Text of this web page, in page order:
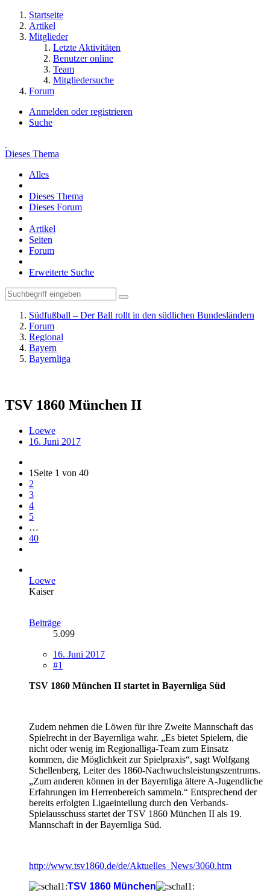
Startseite
Artikel
Mitglieder
Letzte Aktivitäten
Benutzer online
Team
Mitgliedersuche
Forum
Anmelden oder registrieren
Suche
Dieses Thema
Alles
Dieses Thema
Dieses Forum
Artikel
Seiten
Forum
Erweiterte Suche
Südfußball – Der Ball rollt in den südlichen Bundesländern
Forum
Regional
Bayern
Bayernliga
TSV 1860 München II
Loewe
16. Juni 2017
1 Seite 1 von 40
2
3
4
5
…
40
Loewe
Kaiser
Beiträge
5.099
16. Juni 2017
#1
TSV 1860 München II startet in Bayernliga Süd
Zudem nehmen die Löwen für ihre Zweite Mannschaft das
Spielrecht in der Bayernliga wahr. „Es bietet Spielern, die
nicht oder wenig im Regionalliga-Team zum Einsatz
kommen, die Möglichkeit zur Spielpraxis“, sagt Wolfgang
Schellenberg, Leiter des 1860-Nachwuchsleistungszentrums.
„Zum anderen können in der Bayernliga ältere A-Jugendliche
Erfahrungen im Herrenbereich sammeln.“ Entsprechend der
bereits erfolgten Ligaeinteilung durch den Verbands-
Spielausschuss startet der TSV 1860 München II als 19.
Mannschaft in der Bayernliga Süd.
http://www.tsv1860.de/de/Aktuelles_News/3060.htm
TSV 1860 München